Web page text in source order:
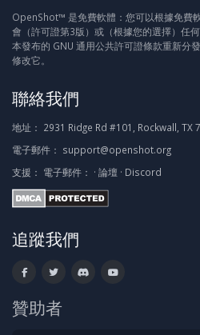
OpenShot™ 是免費軟體：您可以根據免費
會（許可證第3版）或（根據您的選擇）任
本發布的 GNU 通用公共許可證條款重新分
修改它。
聯絡我們
地址： 2931 Ridge Rd #101, Rockwall, TX
電子郵件： support@openshot.org
支援： 電子郵件： · 論壇 · Discord
追蹤我們
贊助者